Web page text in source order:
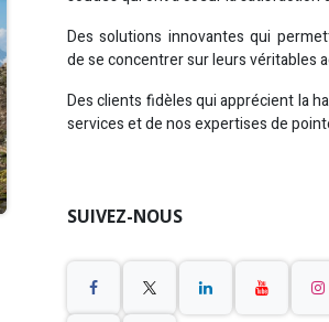
Des solutions innovantes qui
de se concentrer sur leurs véritables
Des clients fidèles qui apprécient la
services et de nos expertises de
SUIVEZ-NOUS